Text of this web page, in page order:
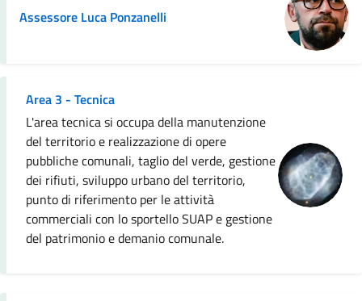
Assessore Luca Ponzanelli
Area 3 - Tecnica
L'area tecnica si occupa della manutenzione
del territorio e realizzazione di opere
pubbliche comunali, taglio del verde, gestione
dei rifiuti, sviluppo urbano del territorio,
punto di riferimento per le attività
commerciali con lo sportello SUAP e gestione
del patrimonio e demanio comunale.